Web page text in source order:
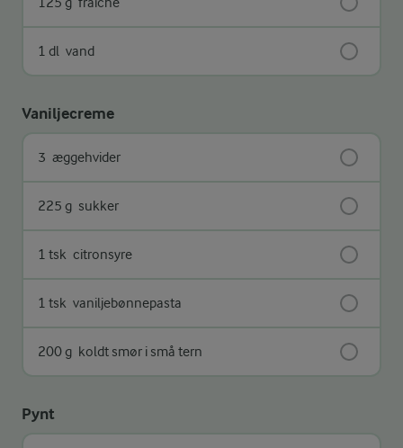
1 dl vand
Vaniljecreme
3 æggehvider
225 g sukker
1 tsk citronsyre
1 tsk vaniljebønnepasta
200 g koldt smør i små tern
Pynt